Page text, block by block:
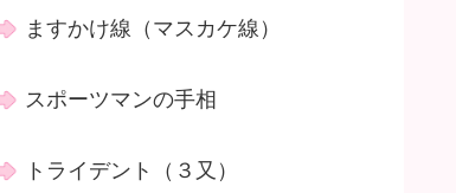
ますかけ線（マスカケ線）
スポーツマンの手相
トライデント（３又）